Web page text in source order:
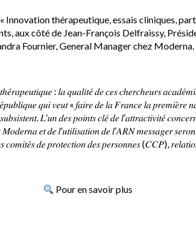
thérapeutique, essais cliniques,
aux côté de Jean-François Delfraissy,
Fournier, General Manager chez Moderna.
: 𝑙𝑎 𝑞𝑢𝑎𝑙𝑖𝑡𝑒́ 𝑑𝑒 𝑐𝑒𝑠 𝑐ℎ𝑒𝑟𝑐ℎ𝑒𝑢𝑟𝑠
𝑞𝑢𝑖 𝑣𝑒𝑢𝑡 « 𝑓𝑎𝑖𝑟𝑒 𝑑𝑒 𝑙𝑎 𝐹𝑟𝑎𝑛𝑐𝑒 𝑙𝑎 𝑝𝑟𝑒𝑚𝑖𝑒̀𝑟𝑒
𝐿’𝑢𝑛 𝑑𝑒𝑠 𝑝𝑜𝑖𝑛𝑡𝑠 𝑐𝑙𝑒́ 𝑑𝑒 𝑙’𝑎𝑡𝑡𝑟𝑎𝑐𝑡𝑖𝑣𝑖𝑡𝑒́
𝑒𝑡 𝑑𝑒 𝑙’𝑢𝑡𝑖𝑙𝑖𝑠𝑎𝑡𝑖𝑜𝑛 𝑑𝑒 𝑙’𝐴𝑅𝑁 𝑚𝑒𝑠𝑠𝑎𝑔𝑒𝑟
𝑐𝑜𝑚𝑖𝑡𝑒́𝑠 𝑑𝑒 𝑝𝑟𝑜𝑡𝑒𝑐𝑡𝑖𝑜𝑛 𝑑𝑒𝑠 𝑝𝑒𝑟𝑠𝑜𝑛𝑛𝑒𝑠 (𝐶𝐶𝑃),
Pour en savoir plus